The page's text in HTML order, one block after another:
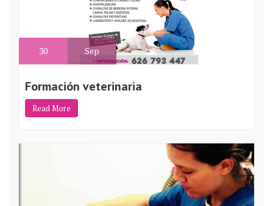
30 Sep
Formación veterinaria
Read More